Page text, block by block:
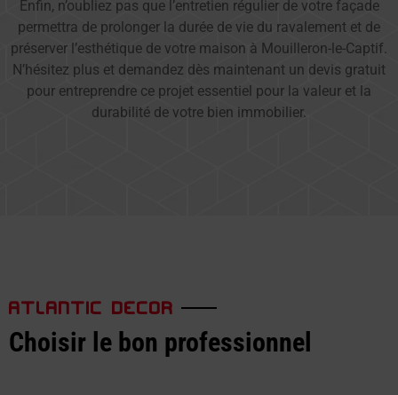
Enfin, n’oubliez pas que l’entretien régulier de votre façade
permettra de prolonger la durée de vie du ravalement et de
préserver l’esthétique de votre maison à Mouilleron-le-Captif.
N’hésitez plus et demandez dès maintenant un devis gratuit
pour entreprendre ce projet essentiel pour la valeur et la
durabilité de votre bien immobilier.
ATLANTIC DECOR
Choisir le bon professionnel